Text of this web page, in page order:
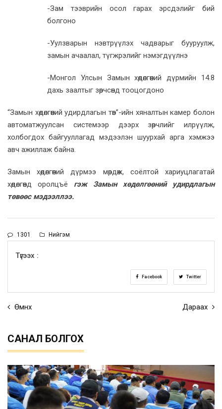
-Зам тээврийн осол гарах эрсдэлийг бий
болгоно
-Уулзварын нэвтрүүлэх чадварыг бууруулж,
замын ачаалал, түгжрэлийг нэмэгдүүлнэ
-Монгол Улсын Замын хөдөлгөөний дүрмийн 14.8
дахь заалтыг зөрчсөнд тооцогдоно
“Замын хөдөлгөөний удирдлагын төв”-ийн хяналтын камер болон
автоматжуулсан системээр дээрх зөрчлийг илрүүлж,
холбогдох байгууллагад мэдээлэн шуурхай арга хэмжээ
авч ажиллаж байна.
Замын хөдөлгөөний дүрмээ мөрдөж, соёлтой хариуцлагатай
хөдөлгөөнд оролцъё гэж Замын хөдөлгөөний удирдлагын
төвөөс мэдээллээ.
1301 Нийгэм
Түгээх :
Facebook Twitter
Өмнөх Дараах
САНАЛ БОЛГОХ